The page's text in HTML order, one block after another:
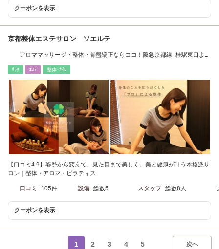
クーポンを表示
京都整体エステサロン ソエルテ
アロママッサージ・整体・骨盤矯正ならココ！阪急京都線 桂駅東口より
ﾘﾗｸ ｴｽﾃ 整体･ｶｲﾛ
【口コミ4.9】姿勢から変えて、見た目まで美しく。美と健康が叶う本格派サ
ロン｜整体・アロマ・ピラティス
口コミ 105件 設備 総数5 スタッフ 総数8人
クーポンを表示
次へ
1 2 3 4 5